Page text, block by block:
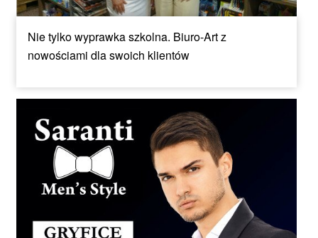
Nie tylko wyprawka szkolna. Biuro-Art z
nowościami dla swoich klientów